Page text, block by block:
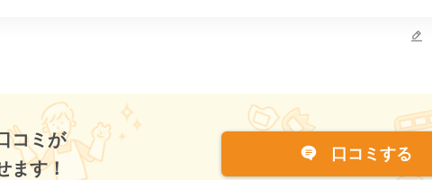
コミが
ます！
口コミする